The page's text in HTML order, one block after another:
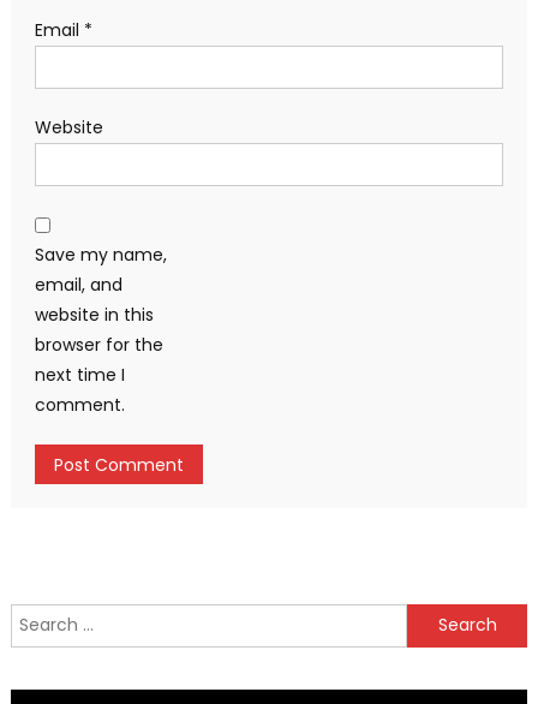
Email *
Website
Save my name,
email, and
website in this
browser for the
next time I
comment.
Search
for: